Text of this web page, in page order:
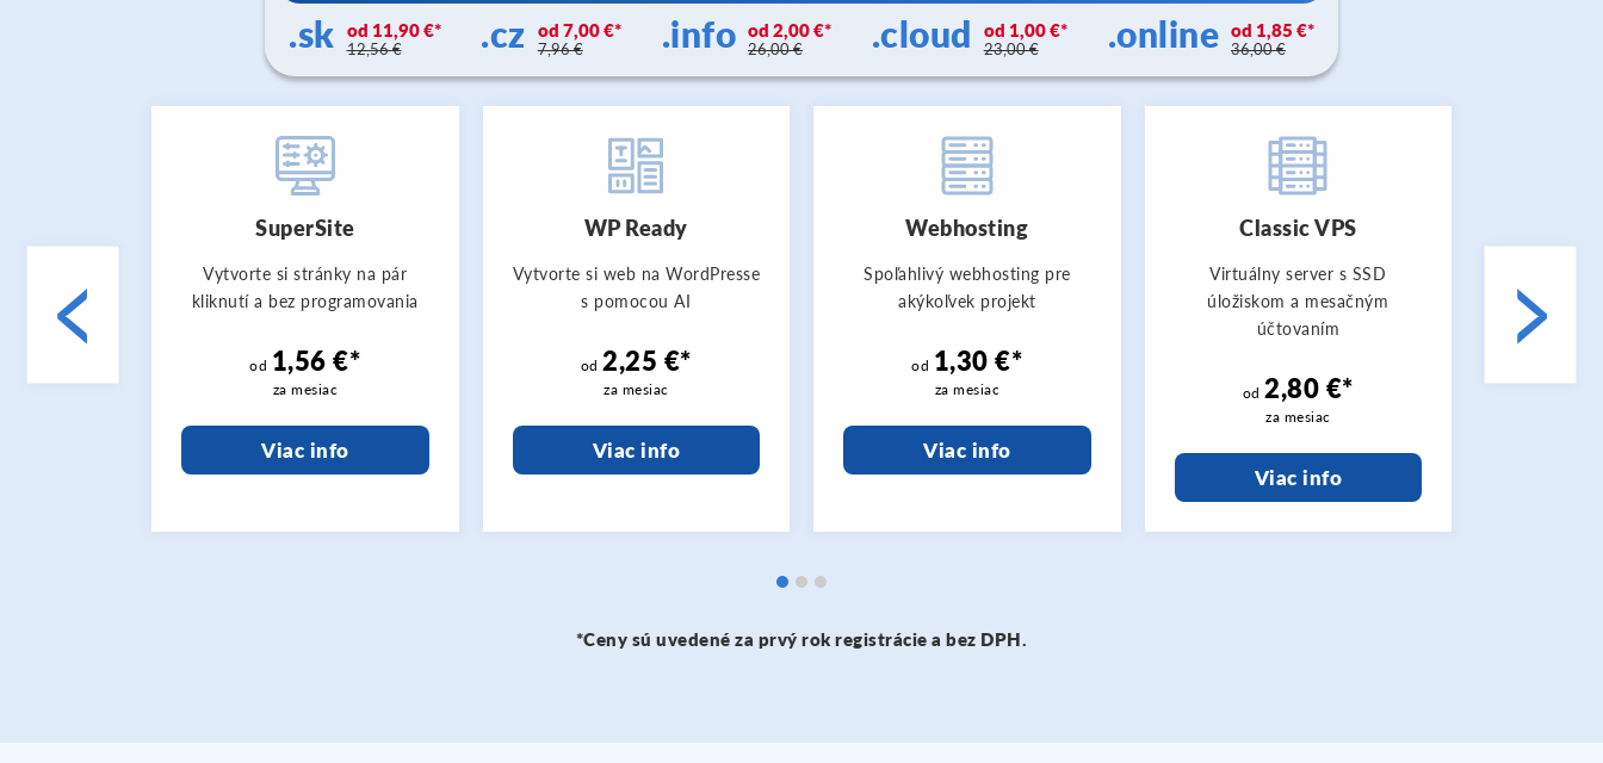
.sk 11,90 €
12,56 € .cz 7,00 €
7,96 € .info 2,00 €
26,00 € .cloud 1,00 €
23,00 € .online 1,85 €
36,00 €
SuperSite
Vytvorte si stránky na pár
kliknutí a bez programovania
od 1,56 €*
za mesiac
Viac info
WP Ready
Vytvorte si web na WordPresse
s pomocou AI
od 2,25 €*
za mesiac
Viac info
Webhosting
Spoľahlivý webhosting pre
akýkoľvek projekt
od 1,30 €*
za mesiac
Viac info
Classic VPS
Virtuálny server s SSD
úložiskom a mesačným
účtovaním
od 2,80 €*
za mesiac
Viac info
plnou
< >
*Ceny sú uvedené za prvý rok registrácie a bez DPH.